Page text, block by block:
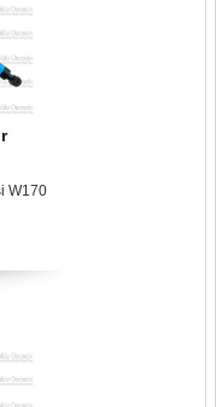
W170